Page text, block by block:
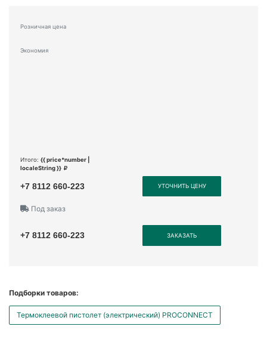
Розничная цена
Экономия
Итого: {{ price*number |
localeString }}
+7 8112 660-223 УТОЧНИТЬ ЦЕНУ
Под заказ
+7 8112 660-223 ЗАКАЗАТЬ
Подборки товаров:
Термоклеевой пистолет (электрический) PROCONNECT